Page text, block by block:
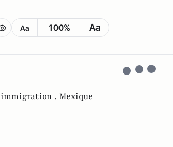
Aa 100% Aa
immigration , Mexique